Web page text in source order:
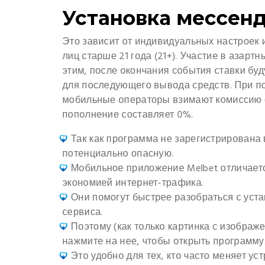
Установка
Это зависит от индивидуальных
лиц старше 21 года (21+). Участие в
этим, после окончания события ставки
для последующего вывода средств. При
мобильные операторы взимают комиссию
пополнение составляет 0%.
Так как программа не
потенциально опасную.
Мобильное приложение Melbet
экономией интернет-трафика.
Они помогут быстрее разобраться с
сервиса.
Поэтому (как только картинка с
нажмите на нее, чтобы открыть программу.
Это удобно для тех, кто часто меняет